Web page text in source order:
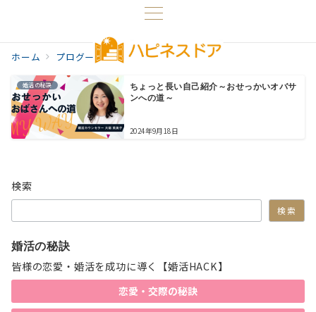
ホーム プログ一覧 好きな事
婚活の秘訣
ちょっと長い自己紹介～おせっかいオバサ
ンへの道～
2024年9月18日
検索
検索
婚活の秘訣
皆様の恋愛・婚活を成功に導く【婚活HACK】
恋愛・交際の秘訣